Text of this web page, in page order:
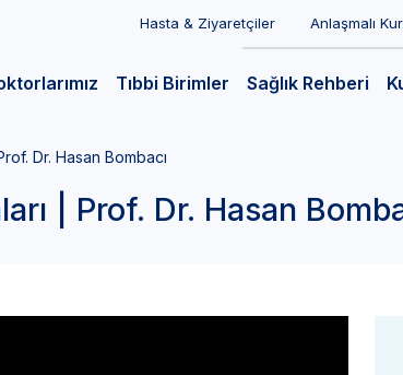
Hasta & Ziyaretçiler Anlaşmalı
Tıbbi Birimler Sağlık Rehberi
Dr. Hasan Bombacı
| Prof. Dr. Hasan